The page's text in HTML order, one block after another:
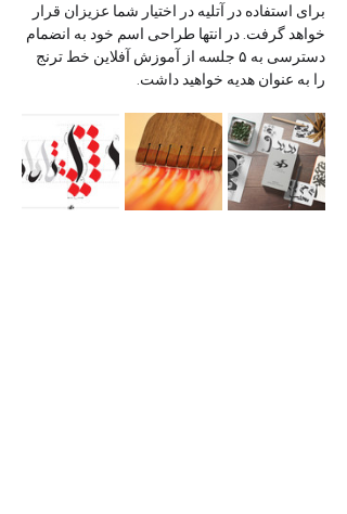
برای استفاده در آتلیه در اختیار شما عزیزان قرار
خواهد گرفت. در انتها طراحی اسم خود به انضمام
دسترسی به ۵ جلسه از آموزش آفلاین خط ترنج
را به عنوان هدیه خواهید داشت.